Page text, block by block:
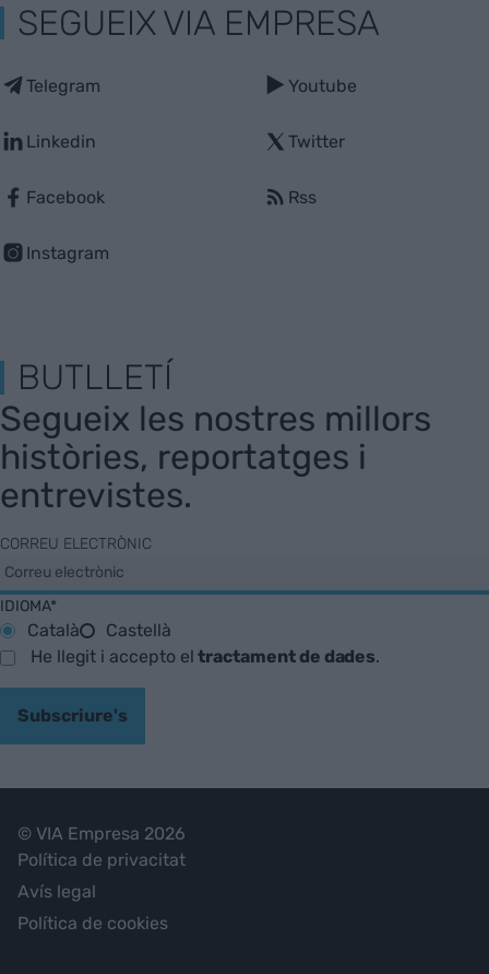
SEGUEIX VIA EMPRESA
Telegram
Linkedin
Facebook
Instagram
Youtube
Twitter
Rss
BUTLLETÍ
Segueix les nostres millors
històries, reportatges i
entrevistes.
CORREU ELECTRÒNIC
IDIOMA*
Català
Castellà
He llegit i accepto eltractament de dades.
Subscriure's
© VIA Empresa 2026
Política de privacitat
Avís legal
Política de cookies